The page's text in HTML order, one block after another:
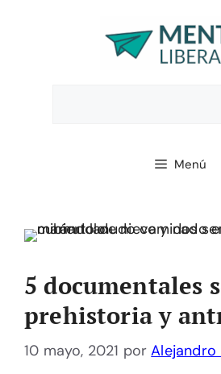
Menú
5 documentales
prehistoria y
10 mayo, 2021 porAlejandro